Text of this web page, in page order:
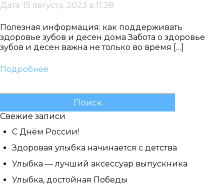
Дата: 15 августа, 2023 в 11:38
Полезная информация: как поддерживать
здоровье зубов и десен дома Забота о здоровье
зубов и десен важна не только во время […]
Подробнее
Свежие записи
С Днём России!
Здоровая улыбка начинается с детства
Улыбка — лучший аксессуар выпускника
Улыбка, достойная Победы